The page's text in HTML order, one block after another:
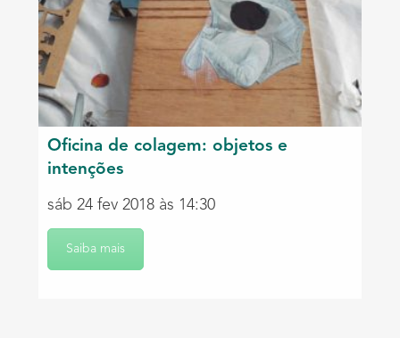
Oficina de colagem: objetos e
intenções
sáb 24 fev 2018 às 14:30
Saiba mais